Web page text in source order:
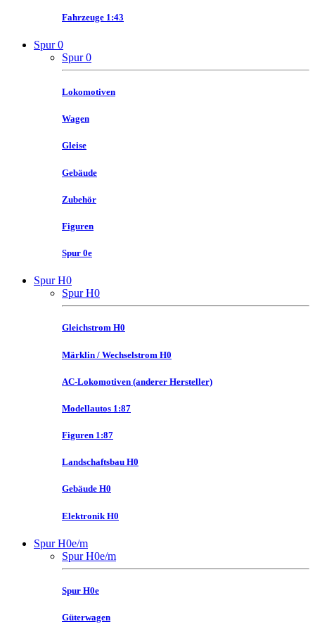
Fahrzeuge 1:43
Spur 0
Spur 0
Lokomotiven
Wagen
Gleise
Gebäude
Zubehör
Figuren
Spur 0e
Spur H0
Spur H0
Gleichstrom H0
Märklin / Wechselstrom H0
AC-Lokomotiven (anderer Hersteller)
Modellautos 1:87
Figuren 1:87
Landschaftsbau H0
Gebäude H0
Elektronik H0
Spur H0e/m
Spur H0e/m
Spur H0e
Güterwagen